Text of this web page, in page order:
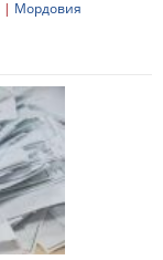
| Мордовия